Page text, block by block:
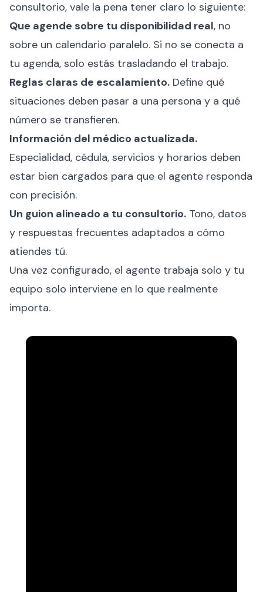
consultorio, vale la pena tener claro lo siguiente:
Que agende sobre tu disponibilidad real, no
sobre un calendario paralelo. Si no se conecta a
tu agenda, solo estás trasladando el trabajo.
Reglas claras de escalamiento. Define qué
situaciones deben pasar a una persona y a qué
número se transfieren.
Información del médico actualizada.
Especialidad, cédula, servicios y horarios deben
estar bien cargados para que el agente responda
con precisión.
Un guion alineado a tu consultorio. Tono, datos
y respuestas frecuentes adaptados a cómo
atiendes tú.
Una vez configurado, el agente trabaja solo y tu
equipo solo interviene en lo que realmente
importa.